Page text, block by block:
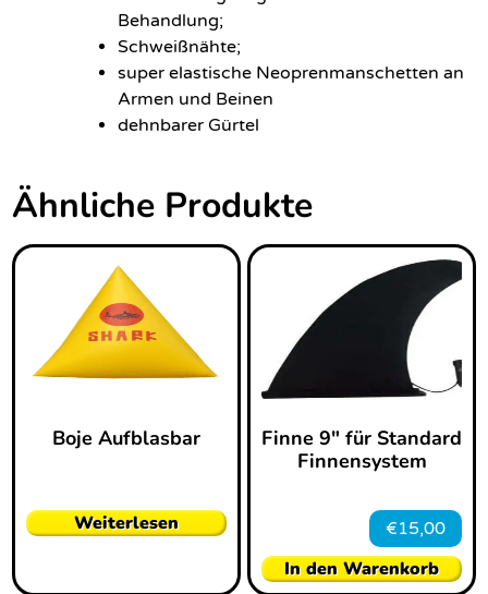
Behandlung;
Schweißnähte;
super elastische Neoprenmanschetten an
Armen und Beinen
dehnbarer Gürtel
Ähnliche Produkte
Boje Aufblasbar
Weiterlesen
Finne 9″ für Standard
Finnensystem
€15,00
In den Warenkorb